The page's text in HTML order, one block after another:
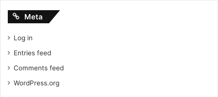
Meta
Log in
Entries feed
Comments feed
WordPress.org